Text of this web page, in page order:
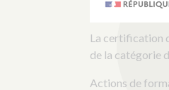
La certification
de la catégorie
Actions de